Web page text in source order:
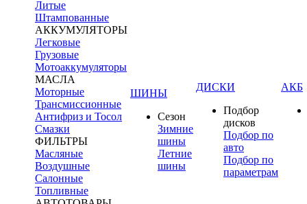
Литые
Штампованные
АККУМУЛЯТОРЫ
Легковые
Грузовые
Мотоаккумуляторы
МАСЛА
Моторные
Трансмиссионные
Антифриз и Тосол
Смазки
ФИЛЬТРЫ
Масляные
Воздушные
Салонные
Топливные
ШИНЫ
Сезон
Зимние
шины
Летние
шины
ДИСКИ
Подбор
дисков
Подбор по
авто
Подбор по
параметрам
АКБ